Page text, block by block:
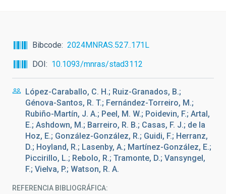
Bibcode
2024MNRAS.527..171L
DOI
10.1093/mnras/stad3112
López-Caraballo, C. H.; Ruiz-Granados, B.;
Génova-Santos, R. T.; Fernández-Torreiro, M.;
Rubiño-Martín, J. A.; Peel, M. W.; Poidevin, F.; Artal,
E.; Ashdown, M.; Barreiro, R. B.; Casas, F. J.; de la
Hoz, E.; González-González, R.; Guidi, F.; Herranz,
D.; Hoyland, R.; Lasenby, A.; Martínez-González, E.;
Piccirillo, L.; Rebolo, R.; Tramonte, D.; Vansyngel,
F.; Vielva, P.; Watson, R. A.
REFERENCIA BIBLIOGRÁFICA